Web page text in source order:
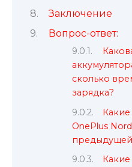
Заключение
Вопрос-ответ:
сколько
зарядка?
OnePlus